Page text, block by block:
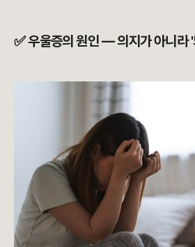
✅ 우울증의 원인 — 의지가 아니라